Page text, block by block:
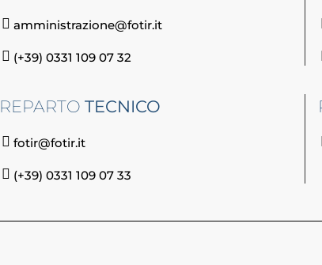
amministrazione@fotir.it
(+39) 0331 109 07 32
REPARTO TECNICO
fotir@fotir.it
(+39) 0331 109 07 33